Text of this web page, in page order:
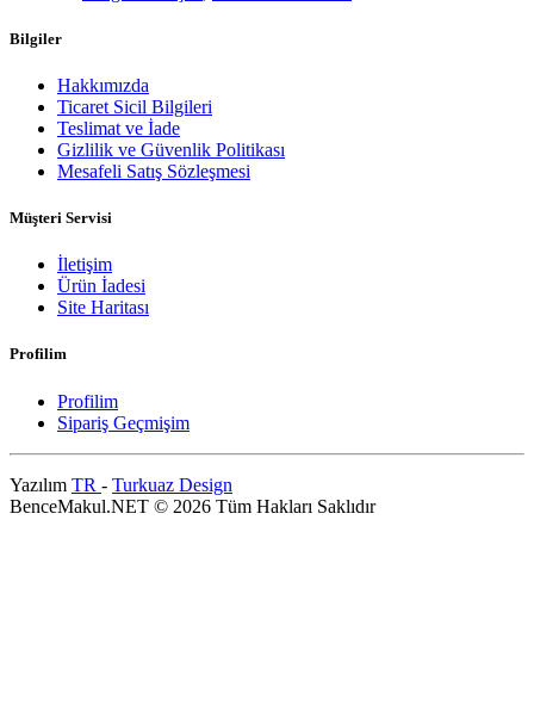
Bilgiler
Hakkımızda
Ticaret Sicil Bilgileri
Teslimat ve İade
Gizlilik ve Güvenlik Politikası
Mesafeli Satış Sözleşmesi
Müşteri Servisi
İletişim
Ürün İadesi
Site Haritası
Profilim
Profilim
Sipariş Geçmişim
Yazılım TR - Turkuaz Design
BenceMakul.NET © 2026 Tüm Hakları Saklıdır